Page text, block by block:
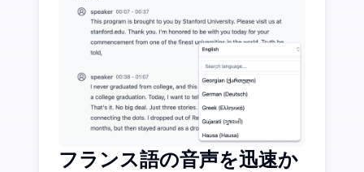
音声からテキストへの変換を超えたAI機能がさらに利
音声および動画ファイルから自動的に要約、マイン
フランス語の音声を迅速か